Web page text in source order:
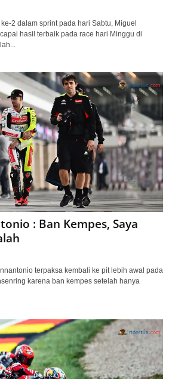
2 dalam sprint pada hari Sabtu, Miguel
hasil terbaik pada race hari Minggu di
: Ban Kempes, Saya
terpaksa kembali ke pit lebih awal pada
karena ban kempes setelah hanya